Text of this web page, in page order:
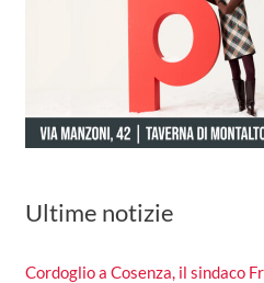
Ultime notizie
Cordoglio a Cosenza, il sindaco